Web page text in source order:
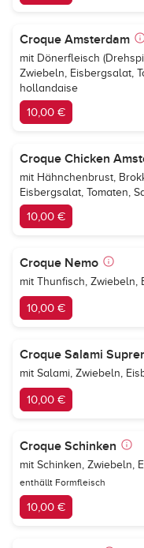
Croque Amsterdam
mit Dönerfleisch
Zwiebeln, Eisbergsalat,
hollandaise
10,00 €
Croque Chicken
mit Hähnchenbrust,
Eisbergsalat, Tomaten,
10,00 €
Croque Nemo
mit Thunfisch, Zwiebeln,
10,00 €
Croque Salami
mit Salami, Zwiebeln,
10,00 €
Croque Schinken
mit Schinken, Zwiebeln,
enthällt Formfleisch
10,00 €